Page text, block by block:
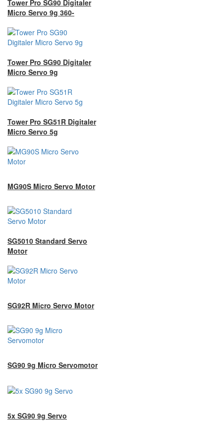
Tower Pro SG90 Digitaler
Micro Servo 9g 360-
Tower Pro SG90 Digitaler
Micro Servo 9g
Tower Pro SG51R Digitaler
Micro Servo 5g
MG90S Micro Servo Motor
SG5010 Standard Servo
Motor
SG92R Micro Servo Motor
SG90 9g Micro Servomotor
5x SG90 9g Servo